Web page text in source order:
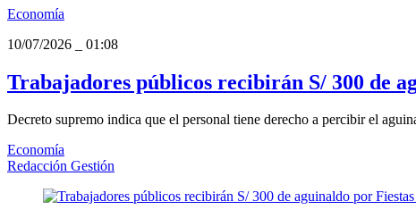
Economía
10/07/2026
01:08
Trabajadores públicos recibirán S/ 300 de
Decreto supremo indica que el personal tiene derecho a percibir el
Economía
Redacción Gestión